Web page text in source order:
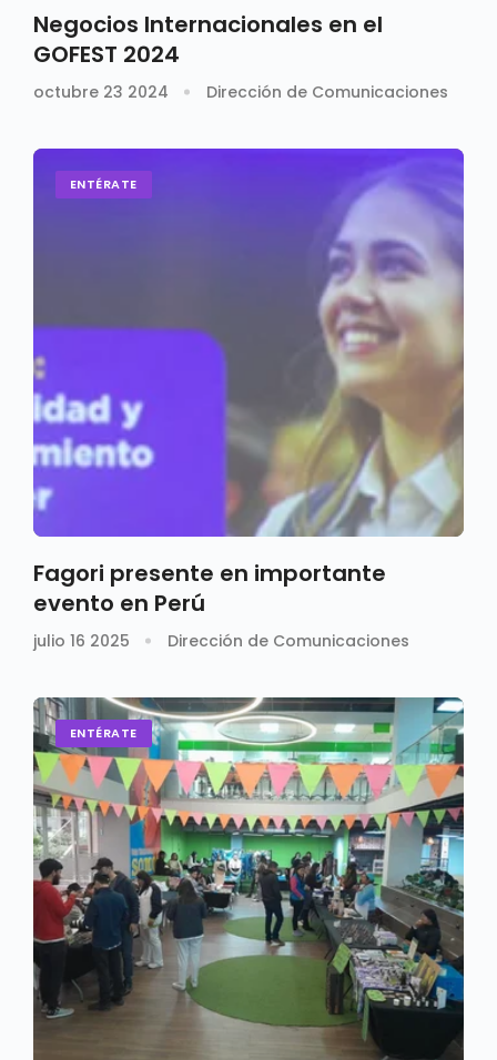
Negocios Internacionales en el
GOFEST 2024
octubre 23 2024 Dirección de Comunicaciones
ENTÉRATE
Fagori presente en importante
evento en Perú
julio 16 2025 Dirección de Comunicaciones
ENTÉRATE